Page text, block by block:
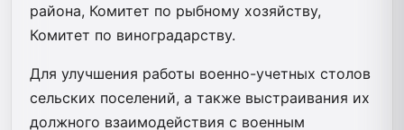
района, Комитет по рыбному хозяйству,
Комитет по виноградарству.
Для улучшения работы военно-учетных столов
сельских поселений, а также выстраивания их
должного взаимодействия с военным